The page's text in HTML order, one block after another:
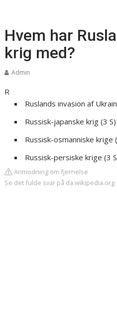
Hvem har
krig med?
Admin
R
Ruslands invasion af
Russisk-japanske krig‎ (3 S)
Russisk-osmanniske krige‎
Russisk-persiske krige‎ (3
Anmodning om fjernelse
Se det fulde svar på da.wikipedia.org